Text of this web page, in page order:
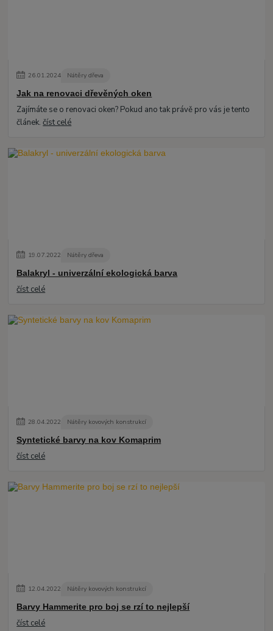
26.01.2024 Nátěry dřeva
Jak na renovaci dřevěných oken
Zajímáte se o renovaci oken? Pokud ano tak právě pro vás je tento
článek.číst celé
19.07.2022 Nátěry dřeva
Balakryl - univerzální ekologická barva
číst celé
28.04.2022 Nátěry kovových konstrukcí
Syntetické barvy na kov Komaprim
číst celé
12.04.2022 Nátěry kovových konstrukcí
Barvy Hammerite pro boj se rzí to nejlepší
číst celé